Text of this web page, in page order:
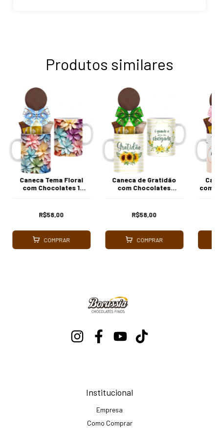
Produtos similares
Caneca Tema Floral
com Chocolates 1
R$58,00
COMPRAR
Caneca de Gratidão
com Chocolates
R$58,00
COMPRAR
com
Institucional
Empresa
Como Comprar